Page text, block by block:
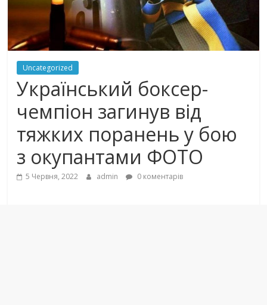
Uncategorized
Український боксер-
чемпіон загинув від
тяжких поранень у бою
з окупантами ФОТО
5 Червня, 2022 admin 0 коментарів